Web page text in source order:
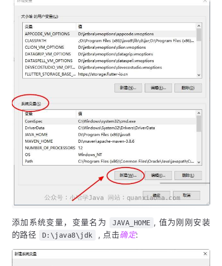
添加系统变量，变量名为 JAVA_HOME , 值为刚刚安装
的路径
D:\java8\jdk , 点击确定: